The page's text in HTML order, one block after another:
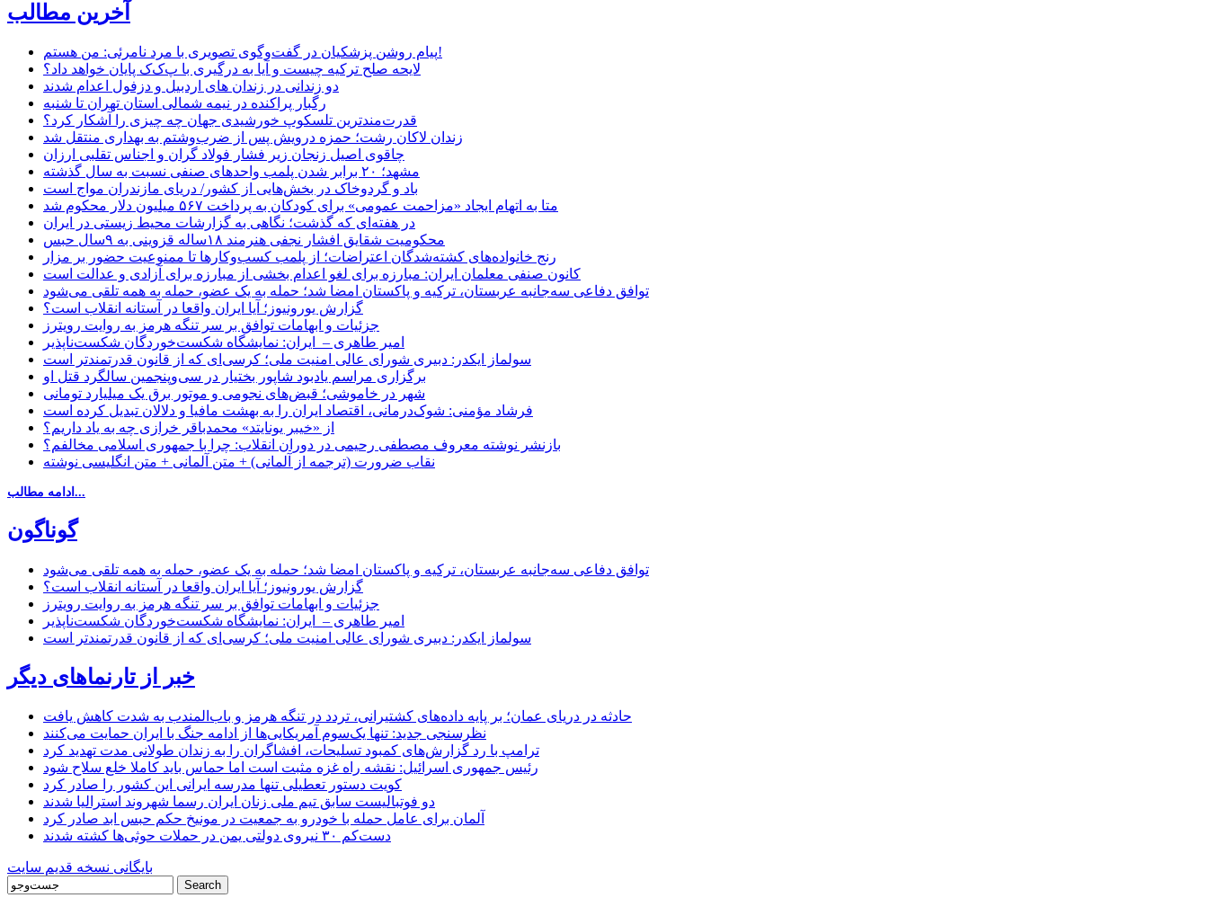
آخرین مطالب
پیام روشن پزشکیان در گفت‌و‌گوی تصویری با مرد نامرئی: من هستم!
لایحه صلح ترکیه چیست و آیا به درگیری با پ‌ک‌ک پایان خواهد داد؟
دو زندانی در زندان های اردبیل و دزفول اعدام شدند
رگبار پراکنده در نیمه شمالی استان تهران تا شنبه
قدرت‌مندترین تلسکوپ خورشیدی جهان چه چیزی را آشکار کرد؟
زندان لاکان رشت؛ حمزه درویش پس از ضرب‌وشتم به بهداری منتقل شد
چاقوی اصیل زنجان زیر فشار فولاد گران و اجناس تقلبی ارزان
مشهد؛ ۲۰ برابر شدن پلمب واحدهای صنفی نسبت به سال گذشته
باد و گردوخاک در بخش‌هایی از کشور/ دریای مازندران مواج است
متا به اتهام ایجاد «مزاحمت عمومی» برای کودکان به پرداخت ۵۶۷ میلیون دلار محکوم شد
در هفته‌ای که گذشت؛ نگاهی به گزارشات محیط زیستی در ایران
محکومیت شقایق افشار نجفی هنرمند ۱۸ساله قزوینی به ۹سال حبس
رنج خانواده‌های کشته‌شدگان اعتراضات؛ از پلمب کسب‌وکارها تا ممنوعیت حضور بر مزار
کانون صنفی معلمان ایران: مبارزه برای لغو اعدام بخشی از مبارزه برای آزادی و عدالت است
توافق دفاعی سه‌جانبه عربستان، ترکیه و پاکستان امضا شد؛ حمله به یک عضو، حمله به همه تلقی می‌شود
گزارش یورونیوز؛ آیا ایران واقعا در آستانه انقلاب است؟
جزئیات و ابهامات توافق بر سر تنگه هرمز به روایت رویترز
امیر طاهری – ایران: نمایشگاه شکست‌خوردگان شکست‌ناپذیر
سولماز ایکدر: دبیری شورای عالی امنیت ملی؛ کرسی‌ای که از قانون قدرتمندتر است
برگزاری مراسم یادبود شاپور بختیار در سی‌وپنجمین سالگرد قتل او
شهر در خاموشی؛ قبض‌های نجومی و موتور برق یک میلیارد تومانی
فرشاد مؤمنی: شوک‌درمانی، اقتصاد ایران را به بهشت مافیا و دلالان تبدیل کرده است
از «خیبر یونایتد» محمدباقر خرازی چه به یاد داریم؟
بازنشر نوشته معروف مصطفی رحیمی در دوران انقلاب: چرا با جمهوری اسلامی مخالفم؟
نقاب ضرورت (ترجمه از آلمانی) + متن آلمانی + متن انگلیسی نوشته
ادامه مطالب...
گوناگون
توافق دفاعی سه‌جانبه عربستان، ترکیه و پاکستان امضا شد؛ حمله به یک عضو، حمله به همه تلقی می‌شود
گزارش یورونیوز؛ آیا ایران واقعا در آستانه انقلاب است؟
جزئیات و ابهامات توافق بر سر تنگه هرمز به روایت رویترز
امیر طاهری – ایران: نمایشگاه شکست‌خوردگان شکست‌ناپذیر
سولماز ایکدر: دبیری شورای عالی امنیت ملی؛ کرسی‌ای که از قانون قدرتمندتر است
خبر از تارنماهای دیگر
حادثه در دریای عمان؛ بر پایه داده‌های کشتیرانی، تردد در تنگه هرمز و باب‌المندب به شدت کاهش یافت
نظرسنجی جدید: تنها یک‌سوم آمریکایی‌ها از ادامه جنگ با ایران حمایت می‌کنند
ترامپ با رد گزارش‌های کمبود تسلیحات، افشاگران را به زندان طولانی مدت تهدید کرد
رئیس‌ جمهوری اسرائیل: نقشه راه غزه مثبت است اما حماس باید کاملا خلع سلاح شود
کویت دستور تعطیلی تنها مدرسه ایرانی این کشور را صادر کرد
دو فوتبالیست سابق تیم ملی زنان ایران رسما شهروند استرالیا شدند
آلمان برای عامل حمله با خودرو به جمعیت در مونیخ حکم حبس ابد صادر کرد
دست‌کم ۳۰ نیروی دولتی یمن در حملات حوثی‌ها کشته شدند
بایگانی نسخه قدیم سایت